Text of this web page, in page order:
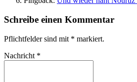
Schreibe einen Kommentar
Pflichtfelder sind mit * markiert.
Nachricht *